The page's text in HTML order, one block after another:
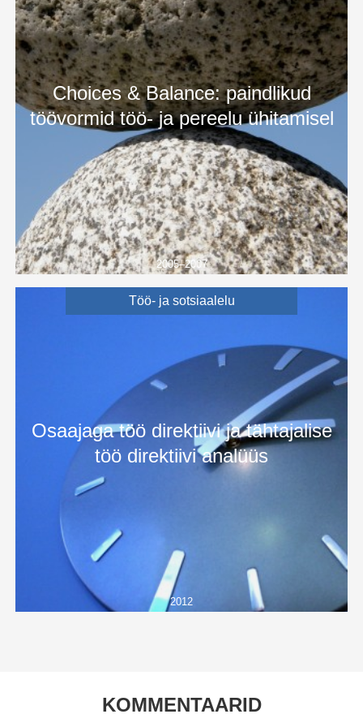
Choices & Balance: paindlikud
töövormid töö- ja pereelu ühitamisel
2005–2007
Töö- ja sotsiaalelu
Osaajaga töö direktiivi ja tähtajalise
töö direktiivi analüüs
2012
KOMMENTAARID